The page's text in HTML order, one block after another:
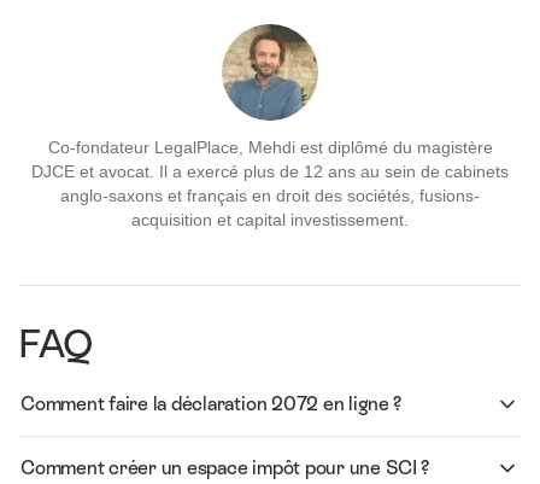
Co-fondateur LegalPlace, Mehdi est diplômé du magistère
DJCE et avocat. Il a exercé plus de 12 ans au sein de cabinets
anglo-saxons et français en droit des sociétés, fusions-
acquisition et capital investissement.
FAQ
Comment faire la déclaration 2072 en ligne ?
Comment créer un espace impôt pour une SCI ?